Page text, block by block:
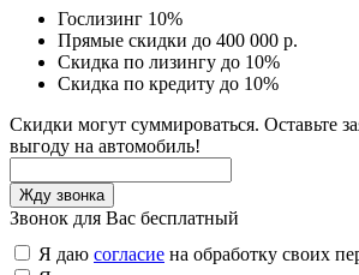
Гослизинг 10%
Прямые скидки до 400 000 р.
Скидка по лизингу до 10%
Скидка по кредиту до 10%
Скидки могут суммироваться. Оставьте
выгоду на автомобиль!
Звонок для Вас бесплатный
Я даю согласие на обработку своих